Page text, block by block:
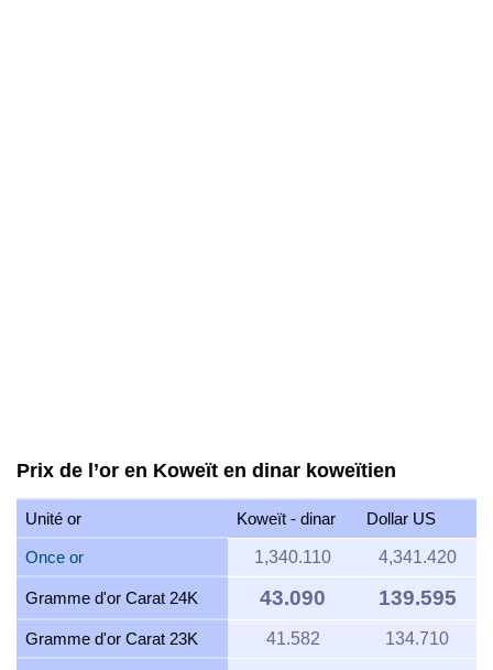
Prix de l’or en Koweït en dinar koweïtien
Unité or Koweït - dinar Dollar US
Once or 1,340.110 4,341.420
Gramme d'or Carat 24K 43.090 139.595
Gramme d'or Carat 23K 41.582 134.710